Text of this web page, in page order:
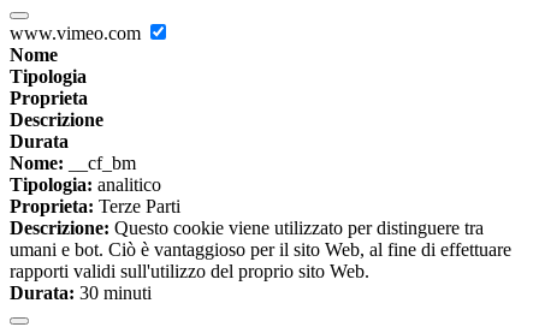
www.vimeo.com
Nome
Tipologia
Proprieta
Descrizione
Durata
Nome: __cf_bm
Tipologia: analitico
Proprieta: Terze Parti
Descrizione: Questo cookie viene utilizzato per distinguere tra
umani e bot. Ciò è vantaggioso per il sito Web, al fine di effettuare
rapporti validi sull'utilizzo del proprio sito Web.
Durata: 30 minuti